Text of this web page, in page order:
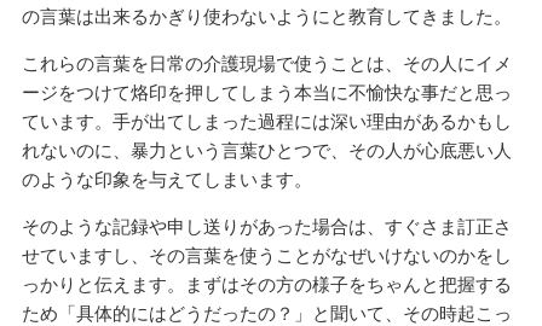
の言葉は出来るかぎり使わないようにと教育してきました。
これらの言葉を日常の介護現場で使うことは、その人にイメ
ージをつけて烙印を押してしまう本当に不愉快な事だと思っ
ています。手が出てしまった過程には深い理由があるかもし
れないのに、暴力という言葉ひとつで、その人が心底悪い人
のような印象を与えてしまいます。
そのような記録や申し送りがあった場合は、すぐさま訂正さ
せていますし、その言葉を使うことがなぜいけないのかをし
っかりと伝えます。まずはその方の様子をちゃんと把握する
ため「具体的にはどうだったの？」と聞いて、その時起こっ